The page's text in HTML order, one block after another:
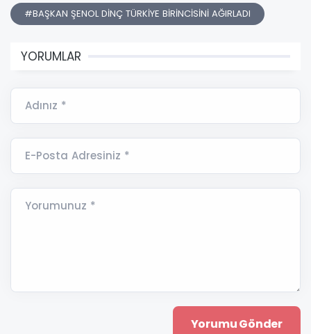
#BAŞKAN ŞENOL DİNÇ TÜRKİYE BİRİNCİSİNİ AĞIRLADI
YORUMLAR
Adınız *
E-Posta Adresiniz *
Yorumunuz *